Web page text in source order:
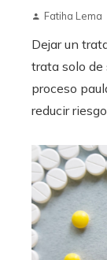
Fatiha Lema
Dejar un
trata solo de
proceso
reducir